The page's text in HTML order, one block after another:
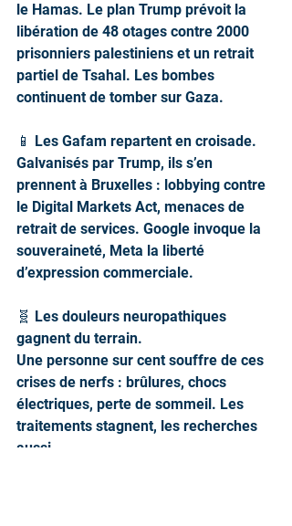
le Hamas. Le plan Trump prévoit la
libération de 48 otages contre 2000
prisonniers palestiniens et un retrait
partiel de Tsahal. Les bombes
continuent de tomber sur Gaza.
📱 Les Gafam repartent en croisade.
Galvanisés par Trump, ils s’en
prennent à Bruxelles : lobbying contre
le Digital Markets Act, menaces de
retrait de services. Google invoque la
souveraineté, Meta la liberté
d’expression commerciale.
🧬 Les douleurs neuropathiques
gagnent du terrain.
Une personne sur cent souffre de ces
crises de nerfs : brûlures, chocs
électriques, perte de sommeil. Les
traitements stagnent, les recherches
aussi.